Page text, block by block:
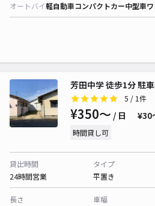
オートバイ軽自動車コンパクトカー中型車
芳田中学 徒歩1分 駐
5 / 1件
¥350〜 / 日 ¥30
時間貸し可
貸出時間
24時間営業
タイプ
平置き
長さ
車幅